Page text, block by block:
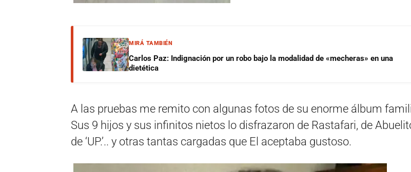
MIRÁ TAMBIÉN
Carlos Paz: Indignación por un robo bajo la modalidad de «mecheras» en una
dietética
A las pruebas me remito con algunas fotos de su enorme álbum
Sus 9 hijos y sus infinitos nietos lo disfrazaron de Rastafari, de
de ‘UP.’.. y otras tantas cargadas que El aceptaba gustoso.